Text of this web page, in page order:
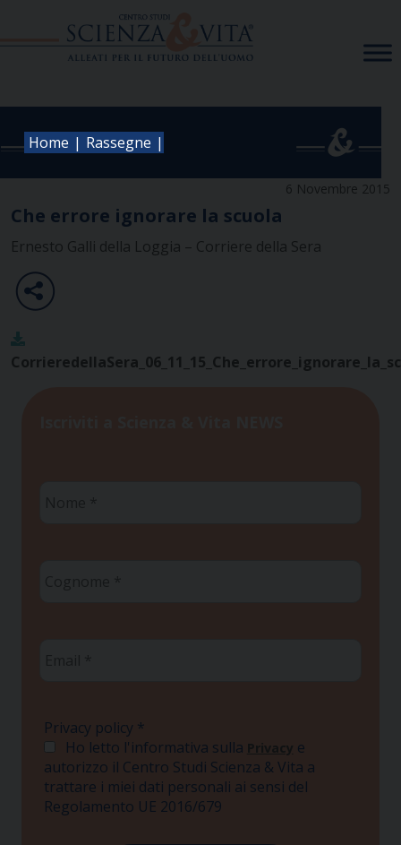
Home | Rassegne |
6 Novembre 2015
Che errore ignorare la scuola
Ernesto Galli della Loggia – Corriere della Sera
Privacy policy *
Ho letto l'informativa sulla Privacy e
autorizzo il Centro Studi Scienza & Vita a
trattare i miei dati personali ai sensi del
Regolamento UE 2016/679